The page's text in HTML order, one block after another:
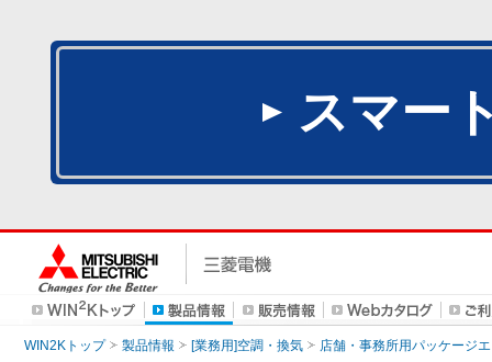
スマー
WIN2Kトップ 製品情報 [業務用]空調・換気 店舗・事務所用パッケージ